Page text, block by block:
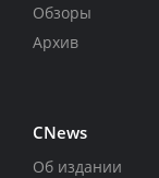
Обзоры
Архив
CNews
Об издании